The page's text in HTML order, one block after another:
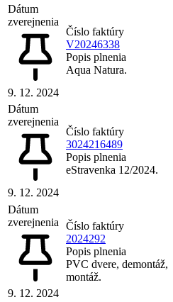
Dátum
zverejnenia
9. 12. 2024
Číslo faktúry
V20246338
Popis plnenia
Aqua Natura.
Dátum
zverejnenia
9. 12. 2024
Číslo faktúry
3024216489
Popis plnenia
eStravenka 12/2024.
Dátum
zverejnenia
9. 12. 2024
Číslo faktúry
2024292
Popis plnenia
PVC dvere, demontáž,
montáž.